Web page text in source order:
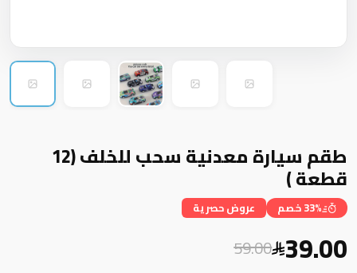
طقم سيارة معدنية سحب للخلف (12
قطعة )
33% خصم عروض حصرية
39.00
59.00